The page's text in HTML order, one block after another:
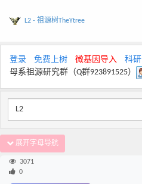
L2 - 祖源树TheYtree
登录 免费上树 微基因导入 科研
母系祖源研究群（Q群923891525）
展开字母导航
3071
0